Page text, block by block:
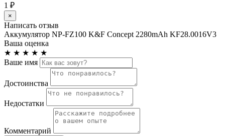
1 ₽
×
Написать отзыв
Аккумулятор NP-FZ100 K&F Concept 2280mAh KF28.0016V3
Ваша оценка
★ ★ ★ ★ ★
Ваше имя
Достоинства
Недостатки
Комментарий